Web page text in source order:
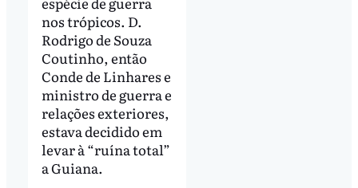
nos trópicos. D.
Rodrigo de Souza
Coutinho, então
Conde de Linhares e
ministro de guerra e
relações exteriores,
estava decidido em
levar à “ruína total”
a Guiana.